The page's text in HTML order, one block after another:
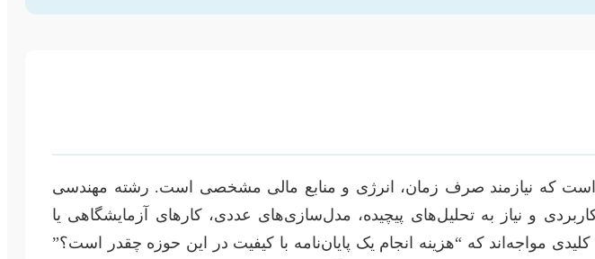
است که نیازمند صرف زمان، انرژی و منابع مالی مشخصی است. رشته مهندسی
و نیاز به تحلیل‌های پیچیده، مدل‌سازی‌های عددی، کارهای آزمایشگاهی یا
مواجه‌اند که “هزینه انجام یک پایان‌نامه با کیفیت در این حوزه چقدر است؟”